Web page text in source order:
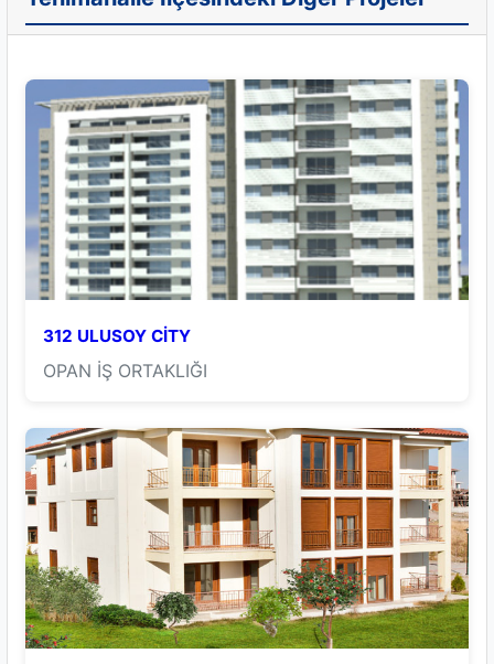
312 ULUSOY CİTY
OPAN İŞ ORTAKLIĞI